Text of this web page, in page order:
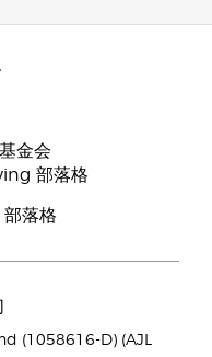
金会
部落格
落格
(1058616-D) (AJL